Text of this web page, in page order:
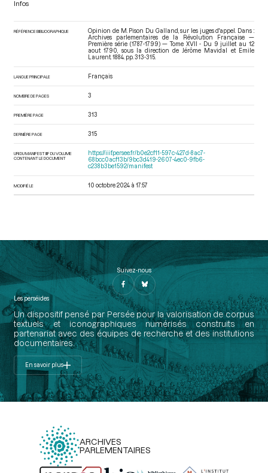
Infos
RÉFÉRENCE BIBLIOGRAPHIQUE
Opinion de M. Pison Du Galland, sur les juges d'appel. Dans :
Archives parlementaires de la Révolution Française —
Première série (1787-1799) — Tome XVII - Du 9 juillet au 12
aout 1790
, sous la direction de Jérôme Mavidal et Emile
Laurent. 1884. pp. 313-315.
LANGUE PRINCIPALE Français
NOMBRE DE PAGES 3
PREMIÈRE PAGE 313
DERNIÈRE PAGE 315
URI DU MANIFEST IIIF DU VOLUME
CONTENANT LE DOCUMENT
https://iiif.persee.fr/b0e2cf11-597c-427d-8ac7-
68bcc0acf13b/9bc3d419-2607-4ec0-9fb6-
c238b3be1592/manifest
MODIFIÉ LE 10 octobre 2024 à 17:57
Suivez-nous
Les perséides
Un dispositif pensé par Persée pour la valorisation de corpus
textuels et iconographiques numérisés construits en
partenariat avec des équipes de recherche et des institutions
documentaires.
En savoir plus
ARCHIVES
PARLEMENTAIRES